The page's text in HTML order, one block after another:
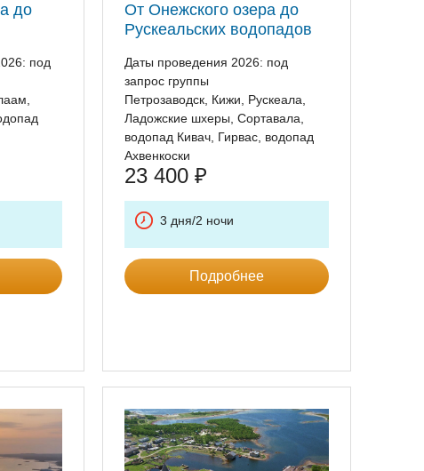
до
под
От Онежского озера до
Рускеальских водопадов
Даты проведения 2026: под
запрос группы
Петрозаводск, Кижи, Рускеала,
Ладожские шхеры, Сортавала,
водопад Кивач, Гирвас, водопад
Ахвенкоски
23 400 ₽
3 дня/2 ночи
Подробнее